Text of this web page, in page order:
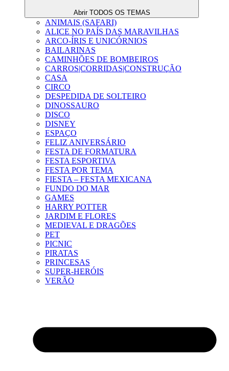
Abrir TODOS OS TEMAS
ANIMAIS (SAFARI)
ALICE NO PAÍS DAS MARAVILHAS
ARCO-ÍRIS E UNICÓRNIOS
BAILARINAS
CAMINHÕES DE BOMBEIROS
CARROS|CORRIDAS|CONSTRUÇÃO
CASA
CIRCO
DESPEDIDA DE SOLTEIRO
DINOSSAURO
DISCO
DISNEY
ESPAÇO
FELIZ ANIVERSÁRIO
FESTA DE FORMATURA
FESTA ESPORTIVA
FESTA POR TEMA
FIESTA – FESTA MEXICANA
FUNDO DO MAR
GAMES
HARRY POTTER
JARDIM E FLORES
MEDIEVAL E DRAGÕES
PET
PICNIC
PIRATAS
PRINCESAS
SUPER-HERÓIS
VERÃO